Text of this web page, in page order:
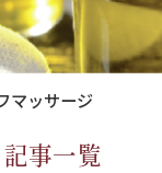
マッサージ
事一覧